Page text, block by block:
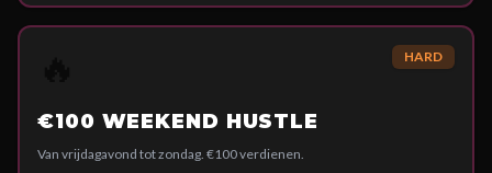
HARD
€100 WEEKEND HUSTLE
Van vrijdagavond tot zondag. €100 verdienen.